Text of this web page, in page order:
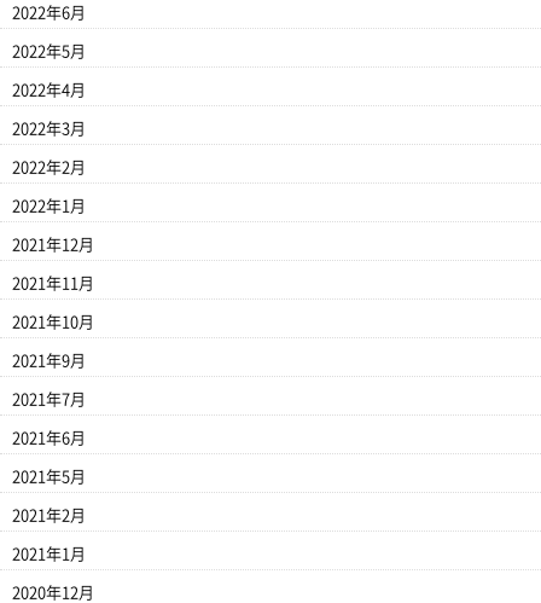
2022年6月
2022年5月
2022年4月
2022年3月
2022年2月
2022年1月
2021年12月
2021年11月
2021年10月
2021年9月
2021年7月
2021年6月
2021年5月
2021年2月
2021年1月
2020年12月